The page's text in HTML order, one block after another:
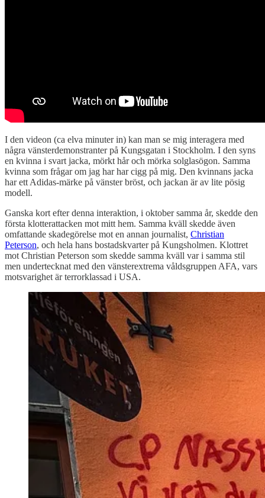
I den videon (ca elva minuter in) kan man se mig interagera med
några vänsterdemonstranter på Kungsgatan i Stockholm. I den syns
en kvinna i svart jacka, mörkt hår och mörka solglasögon. Samma
kvinna som frågar om jag har har cigg på mig. Den kvinnans jacka
har ett Adidas-märke på vänster bröst, och jackan är av lite pösig
modell.
Ganska kort efter denna interaktion, i oktober samma år, skedde den
första klotterattacken mot mitt hem. Samma kväll skedde även
omfattande skadegörelse mot en annan journalist, Christian
Peterson, och hela hans bostadskvarter på Kungsholmen. Klottret
mot Christian Peterson som skedde samma kväll var i samma stil
men undertecknat med den vänsterextrema våldsgruppen AFA, vars
motsvarighet är terrorklassad i USA.